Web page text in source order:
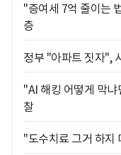
"증여세 7억 줄이는
층
정부 "아파트 짓자",
"AI 해킹 어떻게 막
찰
"도수치료 그거 하지